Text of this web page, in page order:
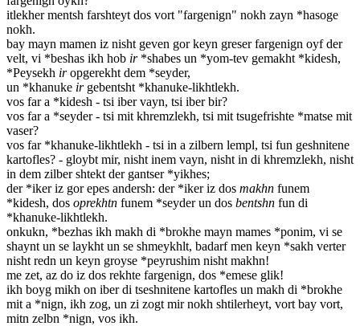
itlekher mentsh farshteyt dos vort "fargenign" nokh zayn *hasoge
nokh.
bay mayn mamen iz nisht geven gor keyn greser fargenign oyf der
velt, vi *beshas ikh hob ir*shabes un *yom-tev gemakht *kidesh,
*Peysekh iropgerekht dem *seyder,
un *khanuke irgebentsht *khanuke-likhtlekh.
vos far a *kidesh - tsi iber vayn, tsi iber bir?
vos far a *seyder - tsi mit khremzlekh, tsi mit tsugefrishte *matse mit
vaser?
vos far *khanuke-likhtlekh - tsi in a zilbern lempl, tsi fun geshnitene
kartofles? - gloybt mir, nisht inem vayn, nisht in di khremzlekh, nisht
in dem zilber shtekt der gantser *yikhes;
der *iker iz gor epes andersh: der *iker iz dos makhn funem
*kidesh, dos oprekhtn funem *seyder un dos bentshn fun di
*khanuke-likhtlekh.
onkukn, *bezhas ikh makh di *brokhe mayn mames *ponim, vi se
shaynt un se laykht un se shmeykhlt, badarf men keyn *sakh verter
nisht redn un keyn groyse *peyrushim nisht makhn!
me zet, az do iz dos rekhte fargenign, dos *emese glik!
ikh boyg mikh on iber di tseshnitene kartofles un makh di *brokhe
mit a *nign, ikh zog, un zi zogt mir nokh shtilerheyt, vort bay vort,
mitn zelbn *nign, vos ikh.